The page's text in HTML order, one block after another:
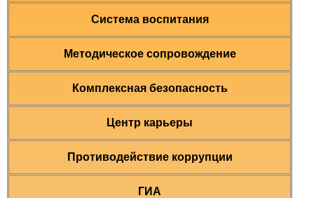
Система воспитания
Методическое сопровождение
Комплексная безопасность
Центр карьеры
Противодействие коррупции
ГИА